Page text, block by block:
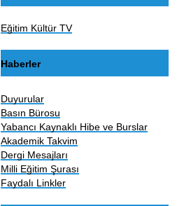
Eğitim Kültür TV
Haberler
Duyurular
Basın Bürosu
Yabancı Kaynaklı Hibe ve Burslar
Akademik Takvim
Dergi Mesajları
Milli Eğitim Şurası
Faydalı Linkler